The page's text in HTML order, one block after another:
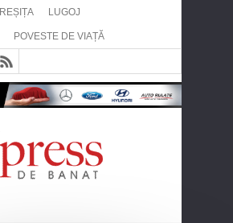
REȘIȚA LUGOJ
POVESTE DE VIAȚĂ